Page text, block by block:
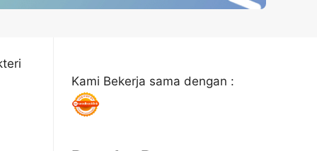
Kami Bekerja sama dengan :